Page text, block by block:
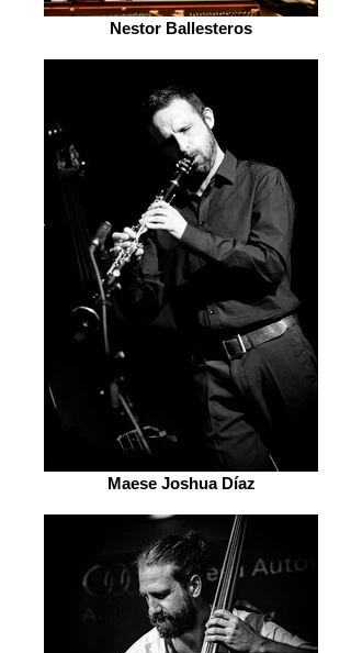
Nestor Ballesteros
Maese Joshua Díaz